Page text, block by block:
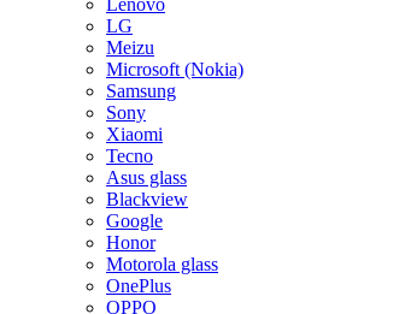
Lenovo
LG
Meizu
Microsoft (Nokia)
Samsung
Sony
Xiaomi
Tecno
Asus glass
Blackview
Google
Honor
Motorola glass
OnePlus
OPPO